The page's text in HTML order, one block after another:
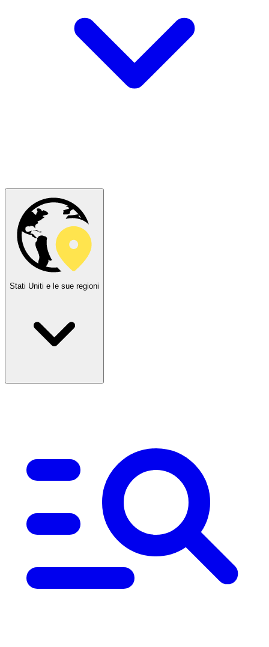
Stati Uniti e le sue regioni